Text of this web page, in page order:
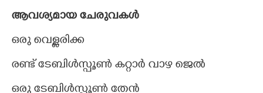
ആവശ്യമായ ചേരുവകൾ
ഒരു വെള്ളരിക്ക
രണ്ട് ടേബിൾസ്പൂൺ കറ്റാർ വാഴ ജെൽ
ഒരു ടേബിൾസ്പൂൺ തേൻ